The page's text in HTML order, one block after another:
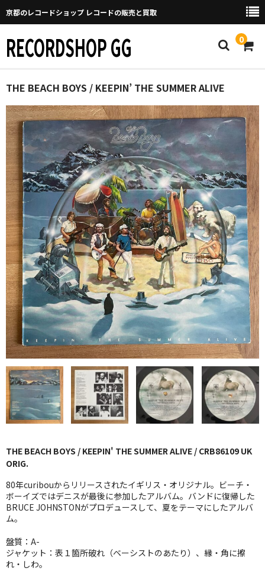
京都のレコードショップ レコードの販売と買取
RECORDSHOP GG 0
Home
マイページ
GGについて
買取について
取り置きなどについて
Categories
New Arrivals
新譜
GG RECORD （当店のレーベル）
全商品
JAZZ-US
BLUE NOTE
JAZZ-EU
JAZZ-JP
J-POP
ROCK
FOLK,SSW
その他
THE BEACH BOYS / KEEPIN’ THE SUMMER ALIVE
THE BEACH BOYS / KEEPIN' THE SUMMER ALIVE / CRB86109 UK
ORIG.
80年curibouからリリースされたイギリス・オリジナル。ビーチ・
ボーイズではデニスが最後に参加したアルバム。バンドに復帰した
BRUCE JOHNSTONがプロデュースして、夏をテーマにしたアルバ
ム。
盤質：A-
ジャケット：表１箇所破れ（ベーシストのあたり）、縁・角に擦
れ・しわ。